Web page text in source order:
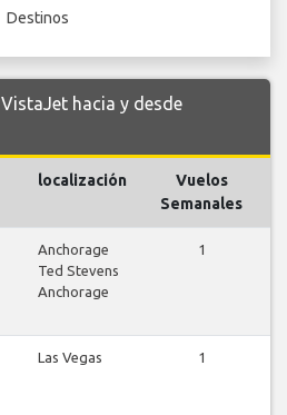
Destinos
hacia y desde
localización
Vuelos
Semanales
Anchorage
Ted Stevens
Anchorage
1
Las Vegas
1